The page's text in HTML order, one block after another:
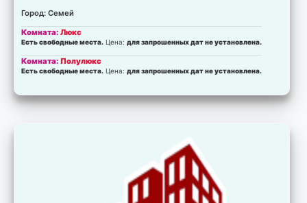
Город: Семей
Комната:Люкс
Есть свободные места. Цена:для запрошенных дат не установлена.
Комната:Полулюкс
Есть свободные места. Цена:для запрошенных дат не установлена.